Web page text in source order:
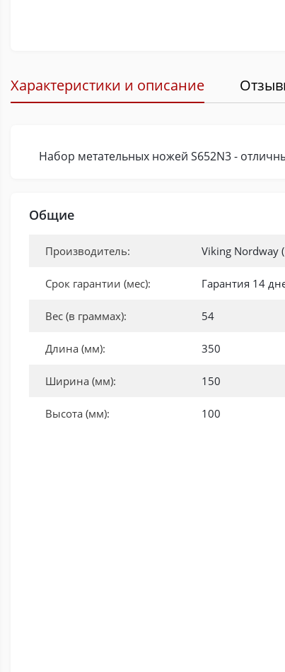
Характеристики и описание
Набор метательных ножей S652N3 -
Общие
Производитель: Viking Nordway
Срок гарантии (мес): Гарантия 14
Вес (в граммах): 54
Длина (мм): 350
Ширина (мм): 150
Высота (мм): 100